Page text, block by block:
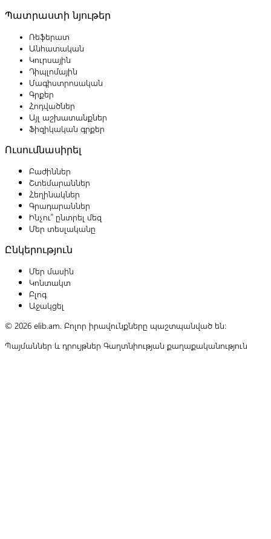
Պատրաստի նյութեր
Ռեֆերատ
Անհատական
Կուրսային
Դիպլոմային
Մագիստրոսական
Գրքեր
Հոդվածներ
Այլ աշխատանքներ
Ֆիզիկական գրքեր
Ուսումնասիրել
Բաժիններ
Շտեմարաններ
Հեղինակներ
Գրադարաններ
Ինչու՞ ընտրել մեզ
Մեր տեսլականը
Ընկերություն
Մեր մասին
Կոնտակտ
Բլոգ
Աջակցել
© 2026 elib.am. Բոլոր իրավունքները պաշտպանված են:
Պայմաններ և դրույթներ Գաղտնիության քաղաքականություն